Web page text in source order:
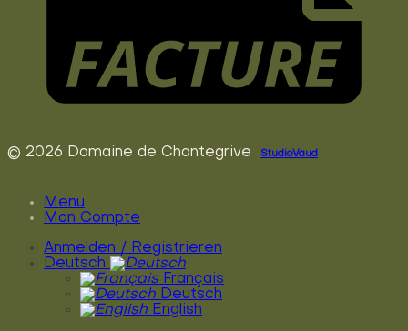
© 2026 Domaine de Chantegrive StudioVaud
Menu
Mon Compte
Anmelden / Registrieren
Deutsch
Français
Deutsch
English